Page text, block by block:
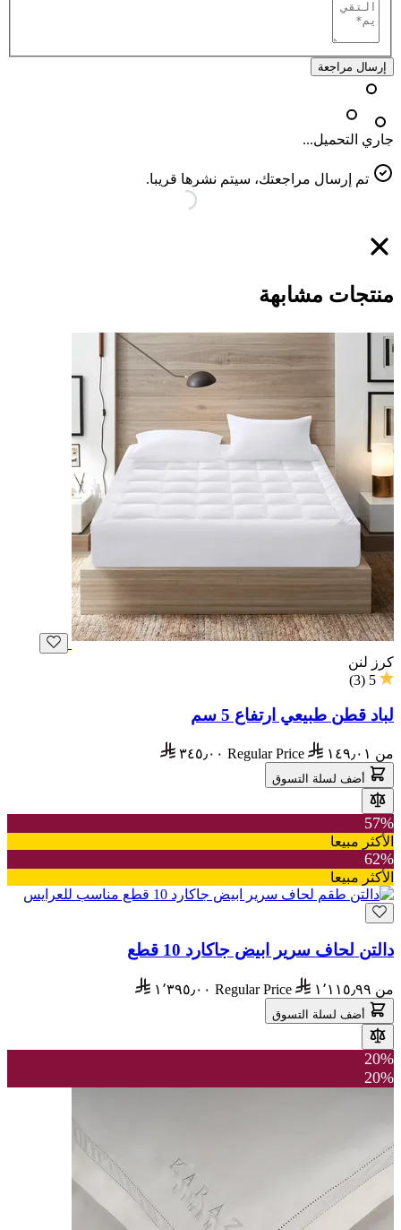
إرسال مراجعة
جاري التحميل...
تم إرسال مراجعتك، سيتم نشرها قريبا.
منتجات مشابهة
كرز لنن
5
(
3
)
لباد قطن طبيعي ارتفاع 5 سم
من ١٤٩٫٠١ Regular Price ٣٤٥٫٠٠
أضف لسلة التسوق
57%
الأكثر مبيعا
62%
الأكثر مبيعا
دالتن لحاف سرير ابيض جاكارد 10 قطع
من ١٬١١٥٫٩٩ Regular Price ١٬٣٩٥٫٠٠
أضف لسلة التسوق
20%
20%